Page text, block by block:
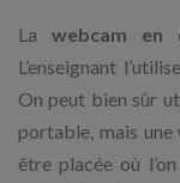
La webcam en
L’enseignant
On peut bien sûr
portable, mais
être placée où